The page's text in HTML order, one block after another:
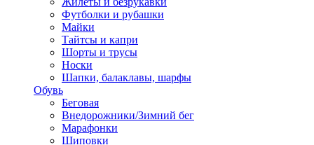
Футболки и рубашки
Майки
Тайтсы и капри
Шорты и трусы
Носки
Шапки, балаклавы, шарфы
Обувь
Беговая
Внедорожники/Зимний бег
Марафонки
Шиповки